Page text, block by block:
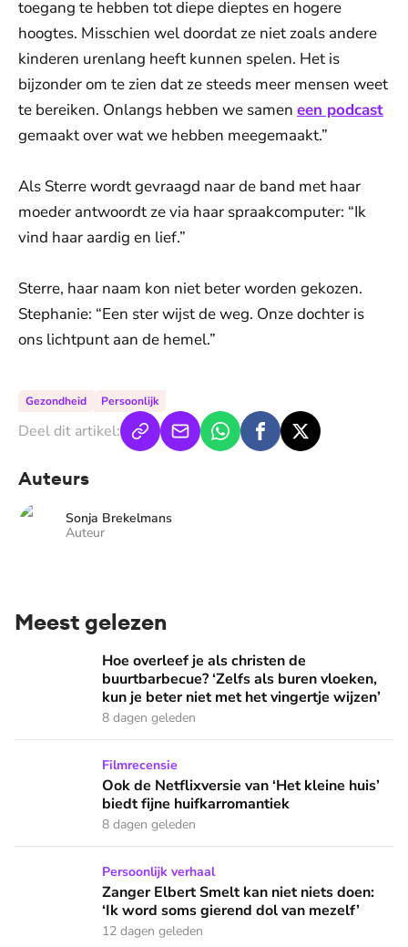
toegang te hebben tot diepe dieptes en hogere
hoogtes. Misschien wel doordat ze niet zoals andere
kinderen urenlang heeft kunnen spelen. Het is
bijzonder om te zien dat ze steeds meer mensen weet
te bereiken. Onlangs hebben we samen een podcast
gemaakt over wat we hebben meegemaakt.”
Als Sterre wordt gevraagd naar de band met haar
moeder antwoordt ze via haar spraakcomputer: “Ik
vind haar aardig en lief.”
Sterre, haar naam kon niet beter worden gekozen.
Stephanie: “Een ster wijst de weg. Onze dochter is
ons lichtpunt aan de hemel.”
Gezondheid Persoonlijk
Deel dit artikel:
Auteurs
Sonja Brekelmans
Auteur
Meest gelezen
Hoe overleef je als christen de buurtbarbecue? ‘Zelfs als
Hoe overleef je als christen de
buurtbarbecue? ‘Zelfs als buren vloeken,
kun je beter niet met het vingertje wijzen’
8 dagen geleden
Ook de Netflixversie van ‘Het kleine huis’ biedt fijne
Filmrecensie
Ook de Netflixversie van ‘Het kleine huis’
biedt fijne huifkarromantiek
8 dagen geleden
Zanger Elbert Smelt kan niet niets doen: ‘Ik word soms
Persoonlijk verhaal
Zanger Elbert Smelt kan niet niets doen:
‘Ik word soms gierend dol van mezelf’
12 dagen geleden